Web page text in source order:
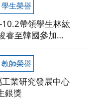
學生榮譽
帶領學生林紘
睿至韓國參加
，榮獲大型全能人
重競賽第一名、
教師榮譽
業研究發展中心
銀獎